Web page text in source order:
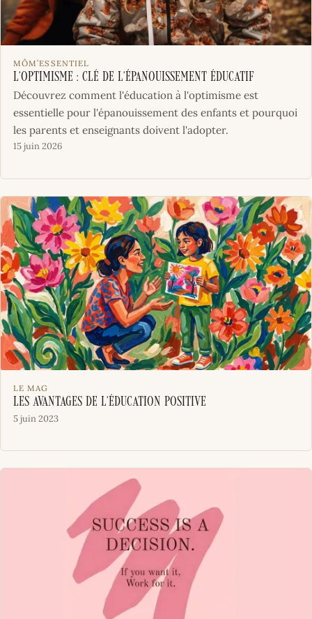
MÔM’ESSENTIEL
L’Optimisme : Clé de l’Épanouissement Éducatif
Découvrez comment l'éducation à l'optimisme est
essentielle pour l'épanouissement des enfants et pourquoi
les parents et enseignants doivent l'adopter.
15 juin 2026
LE MAG
Les avantages de l’éducation positive
5 juin 2023